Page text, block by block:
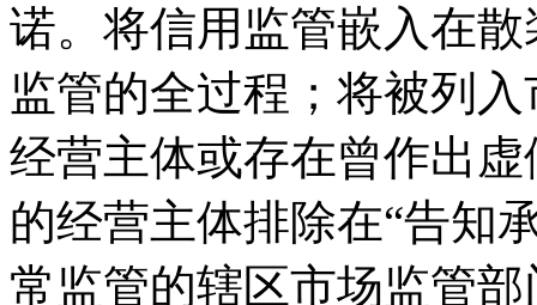
诺。将信用监管嵌入在
监管的全过程；将被列
经营主体或存在曾作出
的经营主体排除在“告知
常监管的辖区市场监管